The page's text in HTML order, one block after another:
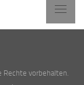
vorbehalten.